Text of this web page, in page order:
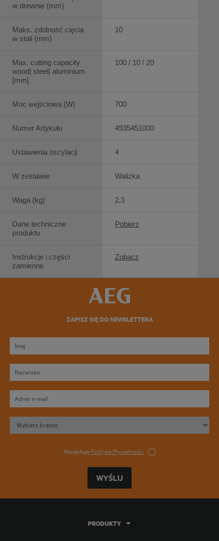
w drewnie (mm)
Maks. zdolność cięcia
w stali (mm)
Max. cutting capacity
wood| steel| aluminium
[mm]
Moc wejściowa (W)
Numer Artykułu
Ustawienia oscylacji
W zestawie
Waga (kg)
Dane techniczne
produktu
Instrukcje i części
zamienne
10
100 / 10 / 20
700
4935451000
4
Walizka
2,3
Pobierz
Zobacz
ZAPISZ SIĘ DO NEWSLETTERA
Akceptuję Politykę Prywatności
WYŚLIJ
PRODUKTY